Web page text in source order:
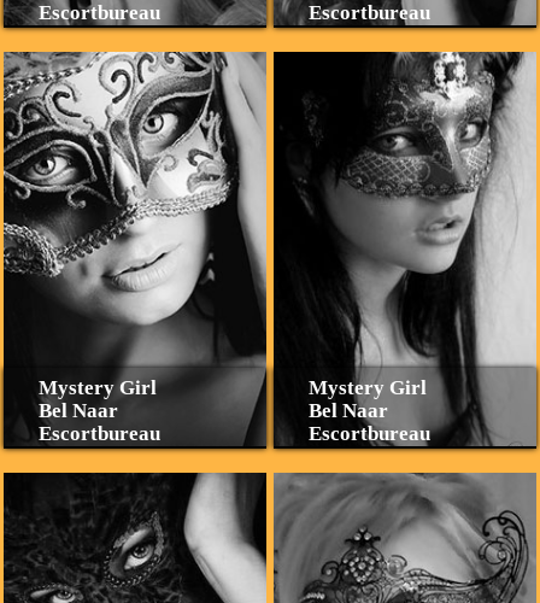
Escortbureau
Escortbureau
Mystery Girl
Bel Naar
Escortbureau
Mystery Girl
Bel Naar
Escortbureau